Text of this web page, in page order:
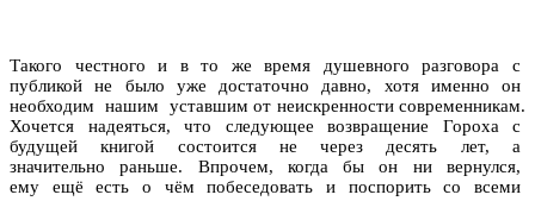
Такого честного и в то же время душевного разговора с
публикой не было уже достаточно давно, хотя именно он
необходим нашим уставшим от неискренности современникам.
Хочется надеяться, что следующее возвращение Гороха с
будущей книгой состоится не через десять лет, а
значительно раньше. Впрочем, когда бы он ни вернулся,
ему ещё есть о чём побеседовать и поспорить со всеми